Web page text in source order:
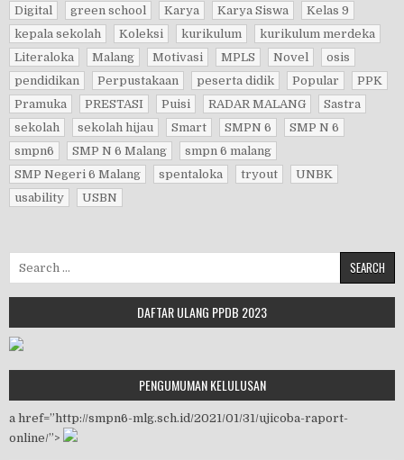
Digital
green school Karya Karya Siswa
Kelas 9
kepala sekolah
Koleksi kurikulum
kurikulum merdeka
Literaloka
Malang Motivasi MPLS Novel
osis
pendidikan
Perpustakaan peserta didik Popular
PPK
Pramuka
PRESTASI Puisi RADAR MALANG
Sastra
sekolah
sekolah hijau Smart SMPN 6
SMP N 6
smpn6
SMP N 6 Malang
smpn 6 malang
SMP Negeri 6 Malang
spentaloka tryout
UNBK
usability
USBN
Search for:
DAFTAR ULANG PPDB 2023
PENGUMUMAN KELULUSAN
a href=”http://smpn6-mlg.sch.id/2021/01/31/ujicoba-raport-
online/”>